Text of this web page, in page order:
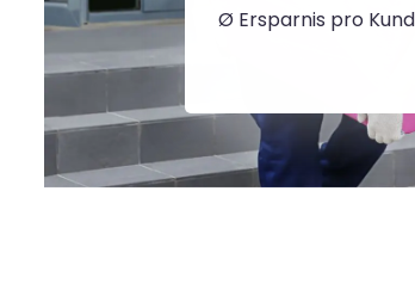
Ø Ersparnis pro